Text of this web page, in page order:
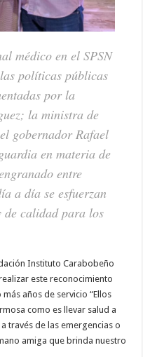
médico en el SPSN
políticas públicas
por la
la ministra de
gobernador Rafael
en materia de
entre
a día se esfuerzan
calidad para los
Instituto Carabobeño
este reconocimiento
años de servicio “Ellos
como es llevar salud a
través de las emergencias o
amiga que brinda nuestro